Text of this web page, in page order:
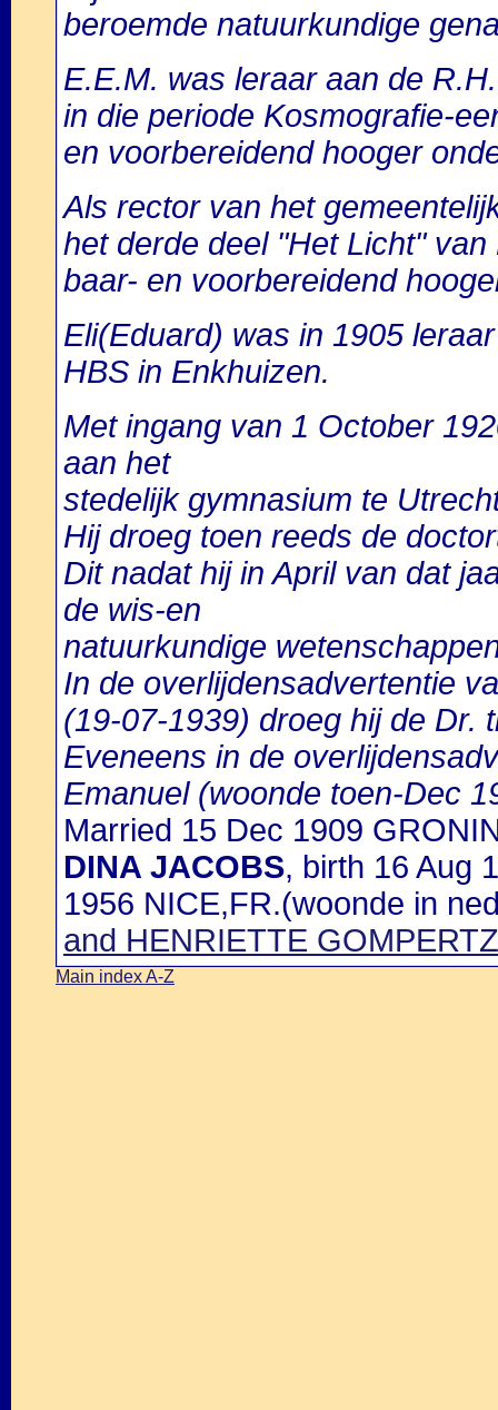
beroemde natuurkundige
E.E.M. was leraar aan de
in die periode Kosmografie-
en voorbereidend hooger
Als rector van het
het derde deel "Het Licht"
baar- en voorbereidend
Eli(Eduard) was in 1905
HBS in Enkhuizen.
Met ingang van 1 October
aan het
stedelijk gymnasium te
Hij droeg toen reeds de
Dit nadat hij in April van dat
de wis-en
natuurkundige
In de overlijdensadvertentie
(19-07-1939) droeg hij de Dr.
Eveneens in de
Emanuel (woonde toen-Dec
Married 15 Dec 1909
DINA JACOBS, birth 16 Aug
1956 NICE,FR.(woonde in
and HENRIETTE GOMPERTZ
Main index A-Z